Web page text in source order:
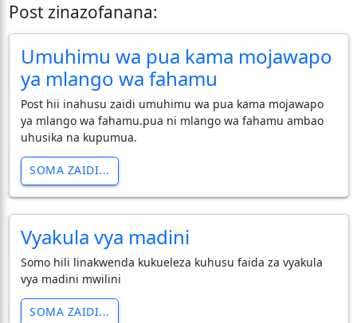
Post zinazofanana:
Umuhimu wa pua kama mojawapo
ya mlango wa fahamu
Post hii inahusu zaidi umuhimu wa pua kama mojawapo
ya mlango wa fahamu.pua ni mlango wa fahamu ambao
uhusika na kupumua.
SOMA ZAIDI...
Vyakula vya madini
Somo hili linakwenda kukueleza kuhusu faida za vyakula
vya madini mwilini
SOMA ZAIDI...